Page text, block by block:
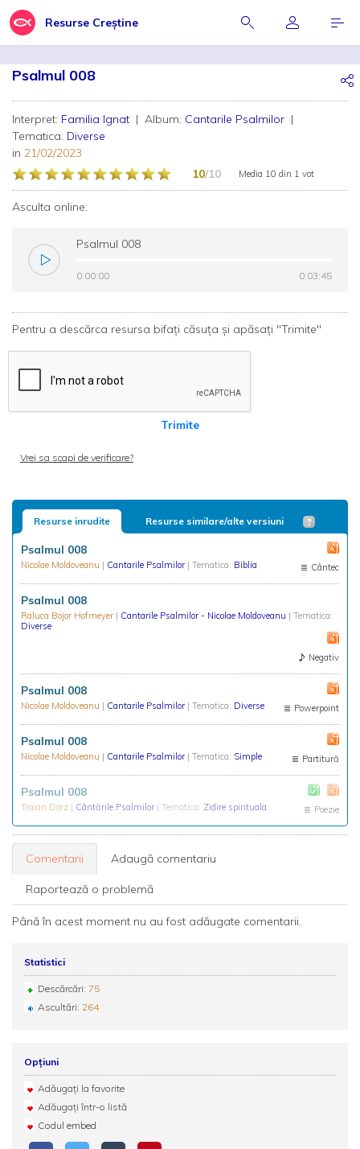
Resurse Creștine
Psalmul 008
Interpret: Familia Ignat | Album: Cantarile Psalmilor |
Tematica: Diverse
in 21/02/2023
10/10 Media 10 din 1 vot
Asculta online:
Psalmul 008
0:00:00 0:03:45
0:00:00 0:03:45
Pentru a descărca resursa bifați căsuța și apăsați "Trimite"
Trimite
Vrei sa scapi de verificare?
Resurse inrudite Resurse similare/alte versiuni
Psalmul 008
Nicolae Moldoveanu | Cantarile Psalmilor | Tematica: Biblia Cântec
Psalmul 008
Raluca Bojor Hofmeyer | Cantarile Psalmilor - Nicolae Moldoveanu | Tematica:
Diverse
Negativ
Psalmul 008
Nicolae Moldoveanu | Cantarile Psalmilor | Tematica: Diverse Powerpoint
Psalmul 008
Nicolae Moldoveanu | Cantarile Psalmilor | Tematica: Simple Partitură
Psalmul 008
Traian Dorz | Cântările Psalmilor | Tematica: Zidire spirituala Poezie
Comentarii Adaugă comentariu
Raportează o problemă
Până în acest moment nu au fost adăugate comentarii.
Statistici
Descărcări: 75
Ascultări: 264
Opțiuni
Adăugați la favorite
Adăugați într-o listă
Codul embed